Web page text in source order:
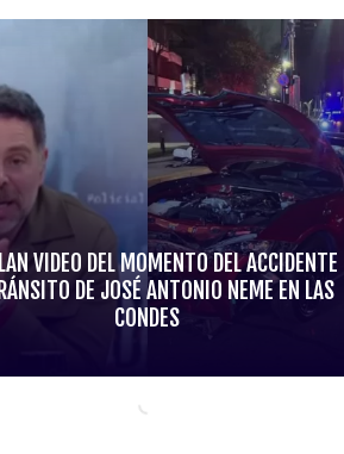
VIDEO DEL MOMENTO DEL ACCIDENTE
DE JOSÉ ANTONIO NEME EN LAS
CONDES